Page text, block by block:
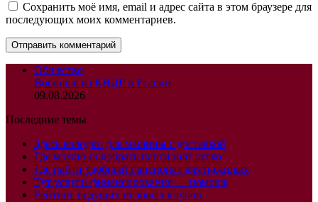
Сохранить моё имя, email и адрес сайта в этом браузере для
последующих моих комментариев.
Общество
Военные из КНДР в России
09.08.2026
Последние темы
Здесь колодки для машины с доставкой
Где можно подобрать пансионат легко
Где найти удобный пансионат для пожилых
Тут услуги финансирования — помощь
Рейтинг ведущих игровых клубов